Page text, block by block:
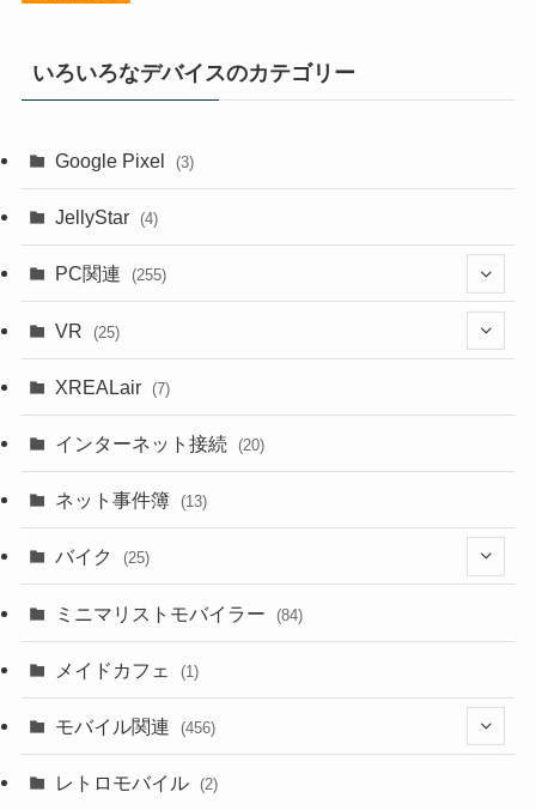
いろいろなデバイスのカテゴリー
Google Pixel (3)
JellyStar (4)
PC関連 (255)
(9)
(18)
(2)
(10)
(18)
VR (25)
(18)
(13)
XREALair (7)
インターネット接続 (20)
ネット事件簿 (13)
バイク (25)
(8)
(23)
ミニマリストモバイラー (84)
メイドカフェ (1)
モバイル関連 (456)
レトロモバイル (2)